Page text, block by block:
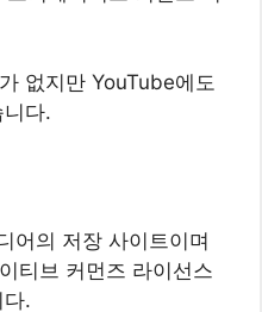
없지만 YouTube에도
다.
어의 저장 사이트이며
티브 커먼즈 라이선스
.